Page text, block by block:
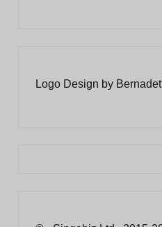
Logo Design by